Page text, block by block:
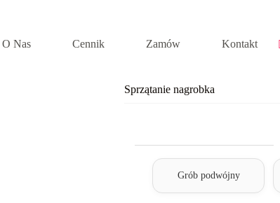
O Nas Cennik Zamów Kontakt
Sprzątanie nagrobka
Grób podwójny